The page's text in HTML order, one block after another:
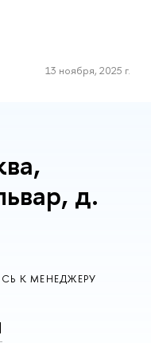
13 ноября, 2025 г.
д.
К МЕНЕДЖЕРУ